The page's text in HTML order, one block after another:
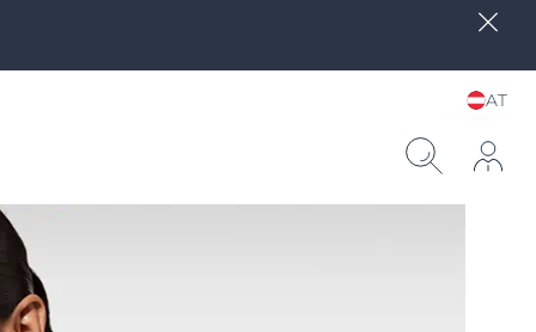
AT
Sprache und Land
wählen